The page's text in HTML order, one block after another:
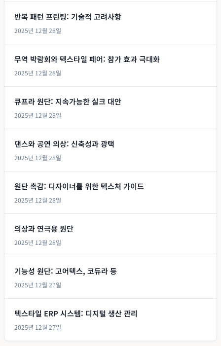
반복 패턴 프린팅: 기술적 고려사항
2025년 12월 28일
무역 박람회와 텍스타일 페어: 참가 효과 극대화
2025년 12월 28일
큐프라 원단: 지속가능한 실크 대안
2025년 12월 28일
댄스와 공연 의상: 신축성과 광택
2025년 12월 28일
원단 촉감: 디자이너를 위한 텍스처 가이드
2025년 12월 28일
의상과 연극용 원단
2025년 12월 28일
기능성 원단: 고어텍스, 코듀라 등
2025년 12월 27일
텍스타일 ERP 시스템: 디지털 생산 관리
2025년 12월 27일